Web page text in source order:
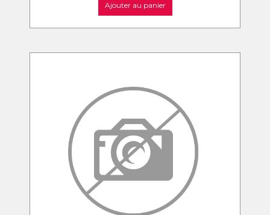
Ajouter au panier